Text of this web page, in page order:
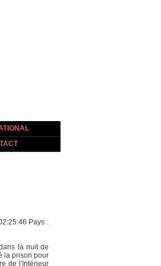
Pays :
la nuit de
la prison pour
de l'Intérieur